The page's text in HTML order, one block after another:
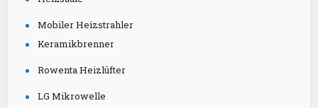
Mobiler Heizstrahler
Keramikbrenner
Rowenta Heizlüfter
LG Mikrowelle